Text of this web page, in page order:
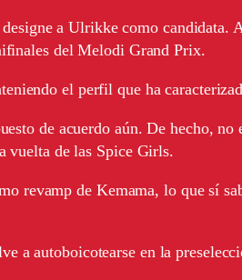
a Ulrikke como
del Melodi Grand Prix.
el perfil que ha
de acuerdo aún. De hecho,
vuelta de las Spice Girls.
revamp de Kemama, lo que sí
a autoboicotearse en la